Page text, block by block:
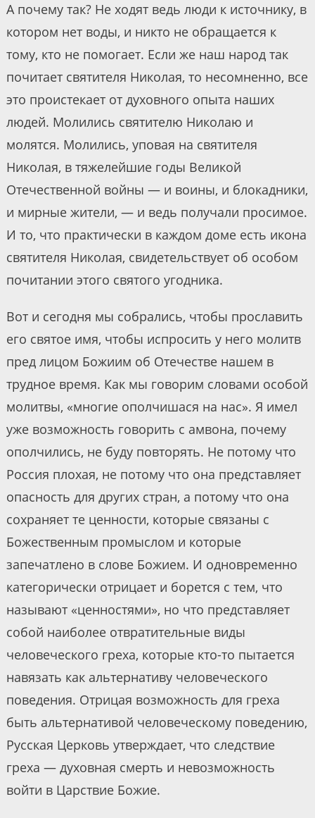
А почему так? Не ходят ведь люди к источнику, в
котором нет воды, и никто не обращается к
тому, кто не помогает. Если же наш народ так
почитает святителя Николая, то несомненно, все
это проистекает от духовного опыта наших
людей. Молились святителю Николаю и
молятся. Молились, уповая на святителя
Николая, в тяжелейшие годы Великой
Отечественной войны — и воины, и блокадники,
и мирные жители, — и ведь получали просимое.
И то, что практически в каждом доме есть икона
святителя Николая, свидетельствует об особом
почитании этого святого угодника.
Вот и сегодня мы собрались, чтобы прославить
его святое имя, чтобы испросить у него молитв
пред лицом Божиим об Отечестве нашем в
трудное время. Как мы говорим словами особой
молитвы, «многие ополчишася на нас». Я имел
уже возможность говорить с амвона, почему
ополчились, не буду повторять. Не потому что
Россия плохая, не потому что она представляет
опасность для других стран, а потому что она
сохраняет те ценности, которые связаны с
Божественным промыслом и которые
запечатлено в слове Божием. И одновременно
категорически отрицает и борется с тем, что
называют «ценностями», но что представляет
собой наиболее отвратительные виды
человеческого греха, которые кто-то пытается
навязать как альтернативу человеческого
поведения. Отрицая возможность для греха
быть альтернативой человеческому поведению,
Русская Церковь утверждает, что следствие
греха — духовная смерть и невозможность
войти в Царствие Божие.